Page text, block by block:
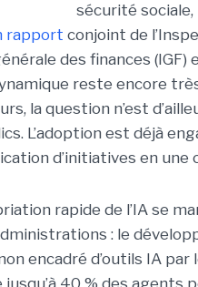
sécurité
rapport conjoint de
des finances
reste encore
la question n’est
L’adoption est déjà
d’initiatives en une
rapide de l’IA se
: le
encadré d’outils IA
40 % des agents